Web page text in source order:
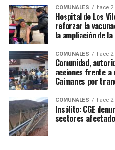
COMUNALES hace 2
Hospital de Los
reforzar la
la ampliación de la
COMUNALES hace 2
Comunidad,
acciones frente a
Caimanes por
COMUNALES hace 2
Insólito: CGE
sectores